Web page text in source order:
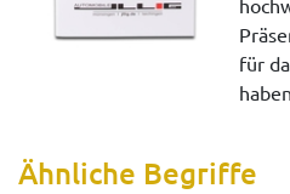
für
Ähnliche Begriffe